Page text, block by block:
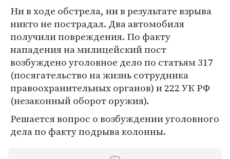
Ни в ходе обстрела, ни в результате взрыва
никто не пострадал. Два автомобиля
получили повреждения. По факту
нападения на милицейский пост
возбуждено уголовное дело по статьям 317
(посягательство на жизнь сотрудника
правоохранительных органов) и 222 УК РФ
(незаконный оборот оружия).
Решается вопрос о возбуждении уголовного
дела по факту подрыва колонны.